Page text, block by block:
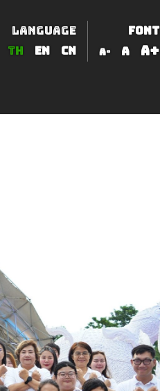
FONT
A- A A+
LANGUAGE
TH
EN CN